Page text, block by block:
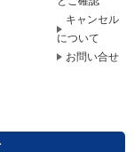
キャンセル
について
お問い合せ